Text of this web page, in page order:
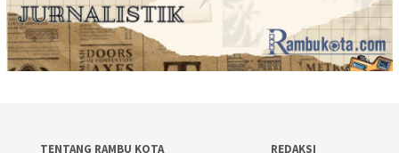
TENTANG RAMBU KOTA REDAKSI